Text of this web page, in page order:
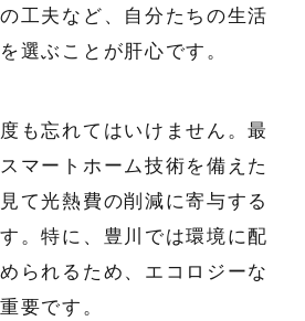
工夫など、自分たちの生活
選ぶことが肝心です。
も忘れてはいけません。最
マートホーム技術を備えた
て光熱費の削減に寄与する
。特に、豊川では環境に配
られるため、エコロジーな
要です。